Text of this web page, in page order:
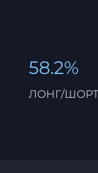
58.2%
ЛОНГ/